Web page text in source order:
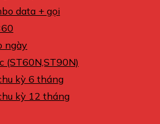
data + gọi
ngày
(ST60N,ST90N)
kỳ 6 tháng
kỳ 12 tháng